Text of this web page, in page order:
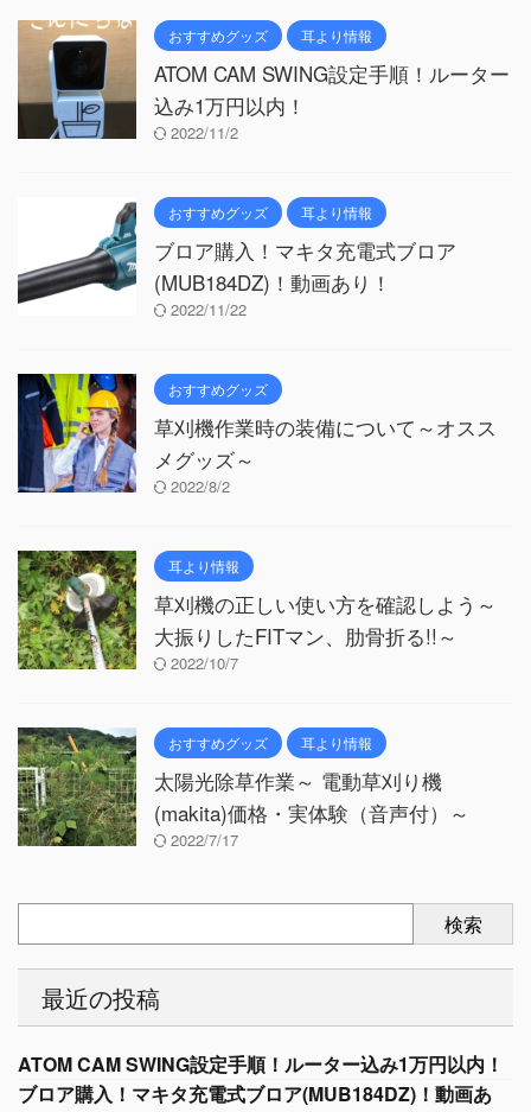
おすすめグッズ 耳より情報
ATOM CAM SWING設定手順！ルーター
込み1万円以内！
2022/11/2
おすすめグッズ 耳より情報
ブロア購入！マキタ充電式ブロア
(MUB184DZ)！動画あり！
2022/11/22
おすすめグッズ
草刈機作業時の装備について～オスス
メグッズ～
2022/8/2
耳より情報
草刈機の正しい使い方を確認しよう～
大振りしたFITマン、肋骨折る!!～
2022/10/7
おすすめグッズ 耳より情報
太陽光除草作業～ 電動草刈り機
(makita)価格・実体験（音声付）～
2022/7/17
検索
最近の投稿
ATOM CAM SWING設定手順！ルーター込み1万円以内！
ブロア購入！マキタ充電式ブロア(MUB184DZ)！動画あ